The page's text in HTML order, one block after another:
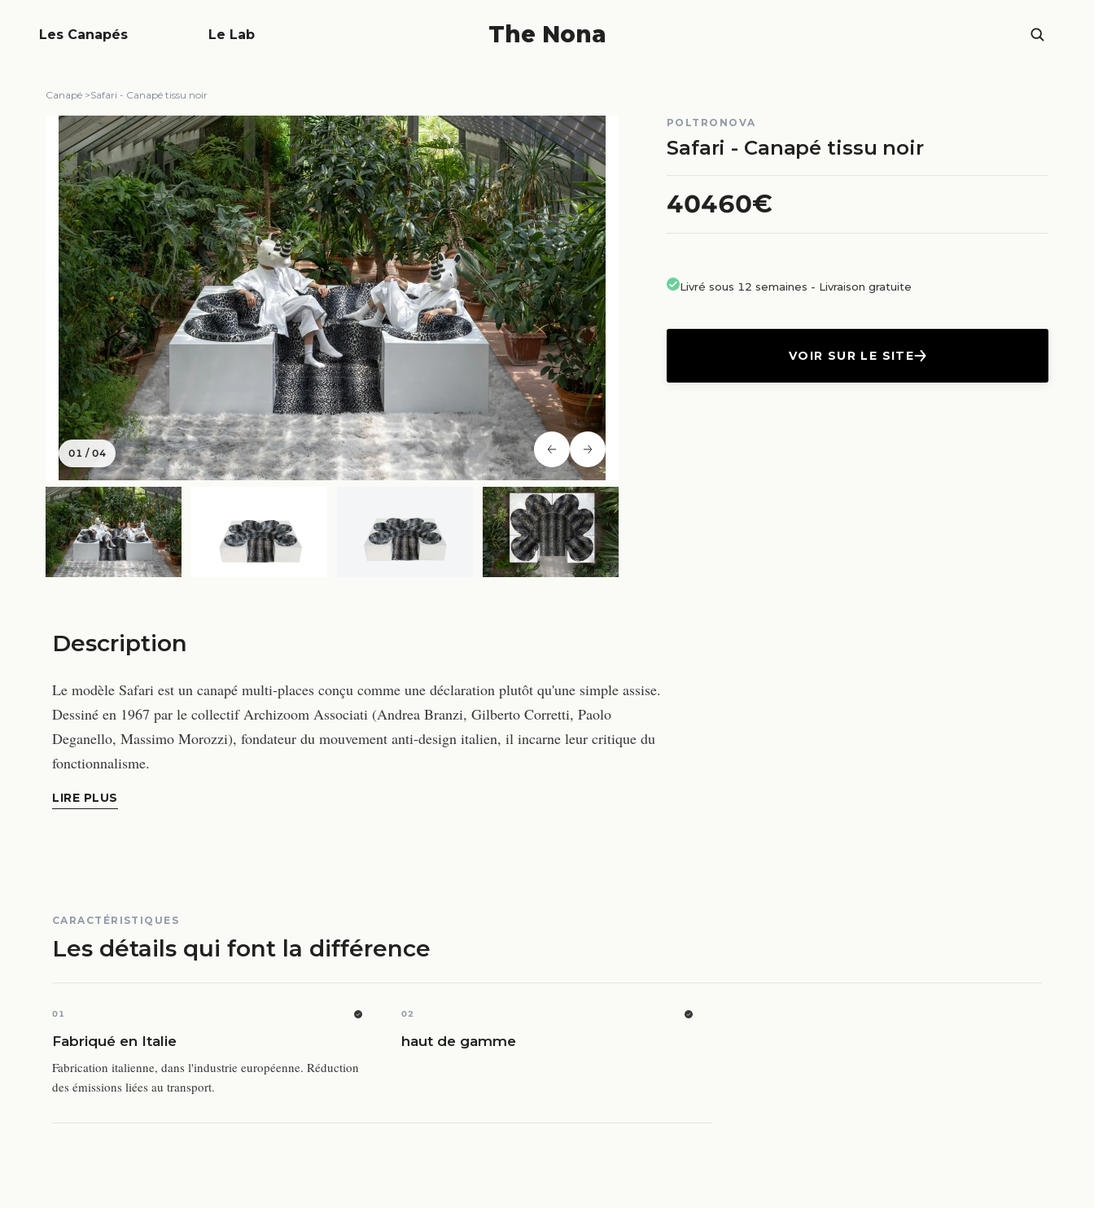
The Nona
Les Canapés Le Lab
Canapé >Safari - Canapé tissu noir
01 /04
POLTRONOVA
Safari - Canapé tissu noir
40460€
Livré sous 12 semaines - Livraison gratuite
VOIR SUR LE SITE
Description
Le modèle Safari est un canapé multi-places conçu comme une déclaration plutôt qu'une simple assise.
Dessiné en 1967 par le collectif Archizoom Associati (Andrea Branzi, Gilberto Corretti, Paolo
Deganello, Massimo Morozzi), fondateur du mouvement anti-design italien, il incarne leur critique du
fonctionnalisme.
LIRE PLUS
CARACTÉRISTIQUES
Les détails qui font la différence
01
Fabriqué en Italie
Fabrication italienne, dans l'industrie européenne. Réduction
des émissions liées au transport.
02
haut de gamme